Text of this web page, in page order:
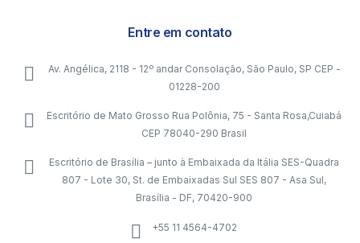
Entre em contato
Av. Angélica, 2118 - 12º andar Consolação, São Paulo, SP CEP -
01228-200
Escritório de Mato Grosso Rua Polônia, 75 - Santa Rosa,Cuiabá
CEP 78040-290 Brasil
Escritório de Brasília – junto à Embaixada da Itália SES-Quadra
807 - Lote 30, St. de Embaixadas Sul SES 807 - Asa Sul,
Brasília - DF, 70420-900
+55 11 4564-4702